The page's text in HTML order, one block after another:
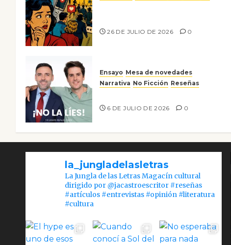
26 DE JULIO DE 2026 0
Ensayo Mesa de novedades
Narrativa No Ficción Reseñas
6 DE JULIO DE 2026 0
la_jungladelasletras
La Jungla de las Letras Magacín cultural
dirigido por @jacastroescritor #reseñas
#artículos #entrevistas #opinión #literatura
#cultura